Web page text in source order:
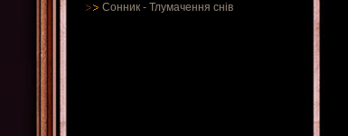
Сонник - Тлумачення снів